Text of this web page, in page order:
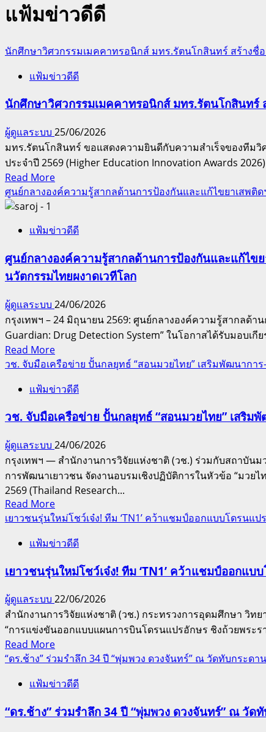
แฟ้มข่าวดีดี
นักศึกษาวิศวกรรมเมคคาทรอนิกส์ มทร.รัตนโกสินทร์ สร้างชื่
แฟ้มข่าวดีดี
นักศึกษาวิศวกรรมเมคคาทรอนิกส์ มทร.รัตนโกสินทร์
ผู้ดูแลระบบ 25/06/2026
มทร.รัตนโกสินทร์ ขอแสดงความยินดีกับความสำเร็จของทีมวิ
ประจำปี 2569 (Higher Education Innovation Awards
Read MoreRead
more
วิศวกรรม
คา
ทรอ
กส์
มทร.รัตนโกสินทร์
สร้าง
ชื่อ
คว้า
3
นวัตกรรม
ประเทศ
ศูนย์กลางองค์ความรู้สากลด้านการป้องกันและแก้ไขยาเสพติ
แฟ้มข่าวดีดี
ศูนย์กลางองค์ความรู้สากลด้านการป้องกันและแก้ไข
นวัตกรรมไทยผงาดเวทีโลก
ผู้ดูแลระบบ 24/06/2026
กรุงเทพฯ – 24 มิถุนายน 2569: ศูนย์กลางองค์ความรู้สากลด้
Guardian: Drug Detection System” ในโอกาสได้รับมอบเ
Read MoreRead
more
ศูนย์กลาง
ความ
สากล
ด้าน
การ
ป้องกัน
และ
ยา
ติดฯ
ยินดี
3
นัก
วิจัย
คว้า
ใบ
เชิดชู
วช. จับมือเครือข่าย ปั้นกลยุทธ์ “สอนมวยไทย” เสริมพัฒนากา
แฟ้มข่าวดีดี
วช. จับมือเครือข่าย ปั้นกลยุทธ์ “สอนมวยไทย” เสริม
ผู้ดูแลระบบ 24/06/2026
กรุงเทพฯ — สำนักงานการวิจัยแห่งชาติ (วช.) ร่วมกับสถาบัน
การพัฒนาเยาวชน จัดงานอบรมเชิงปฏิบัติการในหัวข้อ “มวย
2569 (Thailand Research...
Read MoreRead
more
วช.
มือ
ข่าย
ปั้น
กลยุทธ์
“สอน
มวยไทย”
เสริม
สมรรถภาพ
เยาวชนรุ่นใหม่โชว์เจ๋ง! ทีม ‘TN1’ คว้าแชมป์ออกแบบโดรน
แฟ้มข่าวดีดี
เยาวชนรุ่นใหม่โชว์เจ๋ง! ทีม ‘TN1’ คว้าแชมป์ออกแ
ผู้ดูแลระบบ 22/06/2026
สำนักงานการวิจัยแห่งชาติ (วช.) กระทรวงการอุดมศึกษา วิท
“การแข่งขันออกแบบแผนการบินโดรนแปรอักษร ชิงถ้วยพระ
Read MoreRead
more
เยาวชน
ใหม่
“ดร.ช้าง” ร่วมรำลึก 34 ปี “พุ่มพวง ดวงจันทร์” ณ วัดทับกระด
แฟ้มข่าวดีดี
“ดร.ช้าง” ร่วมรำลึก 34 ปี “พุ่มพวง ดวงจันทร์” ณ วัด